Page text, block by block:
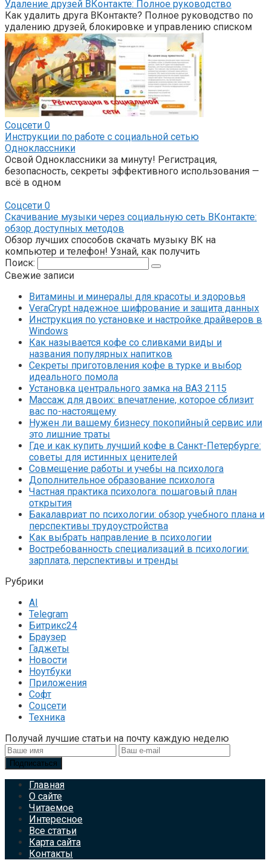
Удаление друзей ВКонтакте: Полное руководство
Как удалить друга ВКонтакте? Полное руководство по
удалению друзей, блокировке и управлению списком
Соцсети 0
Инструкции по работе с социальной сетью
Одноклассники
Освой Одноклассники за минуту! Регистрация,
безопасность, секреты эффективного использования —
всё в одном
Соцсети 0
Скачивание музыки через социальную сеть ВКонтакте:
обзор доступных методов
Обзор лучших способов скачать музыку ВК на
компьютер и телефон! Узнай, как получить
Поиск:
Свежие записи
Витамины и минералы для красоты и здоровья
VeraCrypt надежное шифрование и защита данных
Инструкция по установке и настройке драйверов в
Windows
Как называется кофе со сливками виды и
названия популярных напитков
Секреты приготовления кофе в турке и выбор
идеального помола
Установка центрального замка на ВАЗ 2115
Массаж для двоих: впечатление, которое сблизит
вас по-настоящему
Нужен ли вашему бизнесу покопийный сервис или
это лишние траты
Где и как купить лучший кофе в Санкт-Петербурге:
советы для истинных ценителей
Совмещение работы и учебы на психолога
Дополнительное образование психолога
Частная практика психолога: пошаговый план
открытия
Бакалавриат по психологии: обзор учебного плана и
перспективы трудоустройства
Как выбрать направление в психологии
Востребованность специализаций в психологии:
зарплата, перспективы и тренды
Рубрики
AI
Telegram
Битрикс24
Браузер
Гаджеты
Новости
Ноутбуки
Приложения
Софт
Соцсети
Техника
Получай лучшие статьи на почту каждую неделю
Подписаться
Главная
О сайте
Читаемое
Интересное
Все статьи
Карта сайта
Контакты